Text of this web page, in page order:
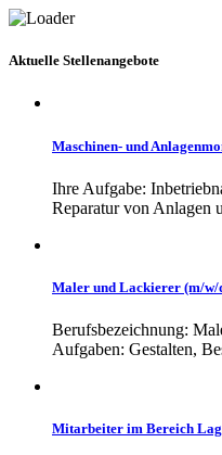
Aktuelle Stellenangebote
Maschinen- und
Ihre Aufgabe:
Reparatur von Anlagen
Maler und Lackierer (m/w/
Berufsbezeichnung:
Aufgaben: Gestalten,
Mitarbeiter im Bereich